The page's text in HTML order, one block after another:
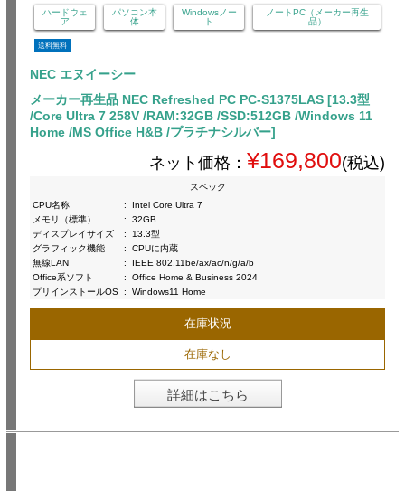
ハードウェ
ア
パソコン本
体
Windowsノー
ト
ノートPC（メーカー再生
品）
送料無料
NEC エヌイーシー
メーカー再生品 NEC Refreshed PC PC-S1375LAS [13.3型
/Core Ultra 7 258V /RAM:32GB /SSD:512GB /Windows 11
Home /MS Office H&B /プラチナシルバー]
ネット価格： ¥169,800(税込)
スペック
CPU名称
:
Intel Core Ultra 7
メモリ（標準）
:
32GB
ディスプレイサイズ
:
13.3型
グラフィック機能
:
CPUに内蔵
無線LAN
:
IEEE 802.11be/ax/ac/n/g/a/b
Office系ソフト
:
Office Home & Business 2024
プリインストールOS : Windows11 Home
在庫状況
在庫なし
詳細はこちら